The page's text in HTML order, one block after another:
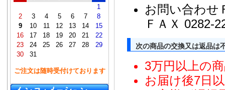
1
2
3 4 5 6 7
8
9
10 11 12 13 14
15
16
17 18 19 20 21
22
23
24 25 26 27 28
29
30
31
ご注文は随時受付けております
お問い合わせ
ＦＡＸ 0282-
次の商品の交換又は返品は
3万円以上の
お届け後7日